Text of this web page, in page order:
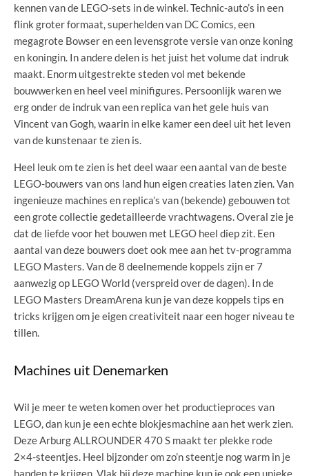
kennen van de LEGO-sets in de winkel. Technic-auto’s in een
flink groter formaat, superhelden van DC Comics, een
megagrote Bowser en een levensgrote versie van onze koning
en koningin. In andere delen is het juist het volume dat indruk
maakt. Enorm uitgestrekte steden vol met bekende
bouwwerken en heel veel minifigures. Persoonlijk waren we
erg onder de indruk van een replica van het gele huis van
Vincent van Gogh, waarin in elke kamer een deel uit het leven
van de kunstenaar te zien is.
Heel leuk om te zien is het deel waar een aantal van de beste
LEGO-bouwers van ons land hun eigen creaties laten zien. Van
ingenieuze machines en replica’s van (bekende) gebouwen tot
een grote collectie gedetailleerde vrachtwagens. Overal zie je
dat de liefde voor het bouwen met LEGO heel diep zit. Een
aantal van deze bouwers doet ook mee aan het tv-programma
LEGO Masters. Van de 8 deelnemende koppels zijn er 7
aanwezig op LEGO World (verspreid over de dagen). In de
LEGO Masters DreamArena kun je van deze koppels tips en
tricks krijgen om je eigen creativiteit naar een hoger niveau te
tillen.
Machines uit Denemarken
Wil je meer te weten komen over het productieproces van
LEGO, dan kun je een echte blokjesmachine aan het werk zien.
Deze Arburg ALLROUNDER 470 S maakt ter plekke rode
2×4-steentjes. Heel bijzonder om zo’n steentje nog warm in je
handen te krijgen. Vlak bij deze machine kun je ook een unieke